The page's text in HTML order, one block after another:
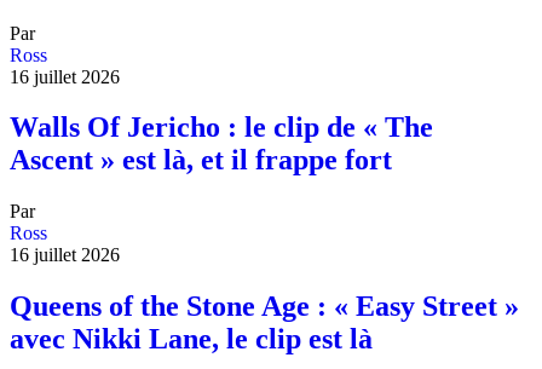
Par
Ross
16 juillet 2026
Walls Of Jericho : le clip de « The
Ascent » est là, et il frappe fort
Par
Ross
16 juillet 2026
Queens of the Stone Age : « Easy Street »
avec Nikki Lane, le clip est là